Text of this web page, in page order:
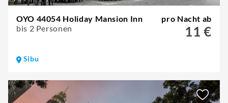
OYO 44054 Holiday Mansion Inn
bis 2 Personen
pro Nacht ab
11 €
Sibu